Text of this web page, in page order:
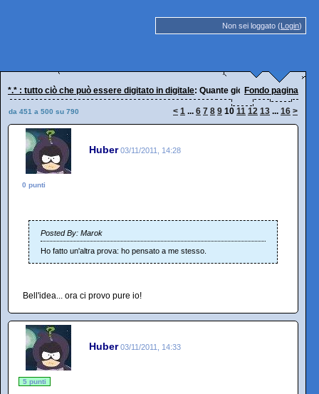
Non sei loggato (Login)
*.* : tutto ciò che può essere digitato in digitale: Quante giornate buttate nel
Fondo pagina
da 451 a 500 su 790 < 1 ... 6 7 8 9 10 11 12 13 ... 16 >
Huber 03/11/2011, 14:28
0 punti
Posted By: Marok
Ho fatto un'altra prova: ho pensato a me stesso.
Bell'idea... ora ci provo pure io!
Huber 03/11/2011, 14:33
5 punti